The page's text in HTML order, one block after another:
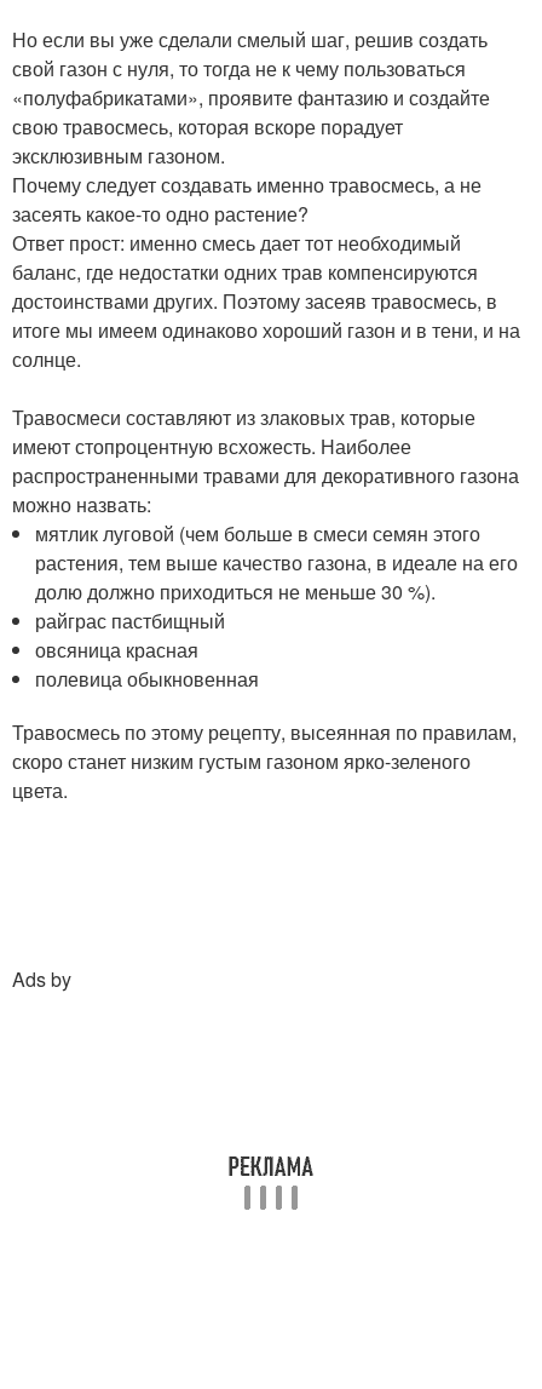
Но если вы уже сделали смелый шаг, решив создать
свой газон с нуля, то тогда не к чему пользоваться
«полуфабрикатами», проявите фантазию и создайте
свою травосмесь, которая вскоре порадует
эксклюзивным газоном.
Почему следует создавать именно травосмесь, а не
засеять какое-то одно растение?
Ответ прост: именно смесь дает тот необходимый
баланс, где недостатки одних трав компенсируются
достоинствами других. Поэтому засеяв травосмесь, в
итоге мы имеем одинаково хороший газон и в тени, и на
солнце.
Травосмеси составляют из злаковых трав, которые
имеют стопроцентную всхожесть. Наиболее
распространенными травами для декоративного газона
можно назвать:
мятлик луговой (чем больше в смеси семян этого
растения, тем выше качество газона, в идеале на его
долю должно приходиться не меньше 30 %).
райграс пастбищный
овсяница красная
полевица обыкновенная
Травосмесь по этому рецепту, высеянная по правилам,
скоро станет низким густым газоном ярко-зеленого
цвета.
Ads by